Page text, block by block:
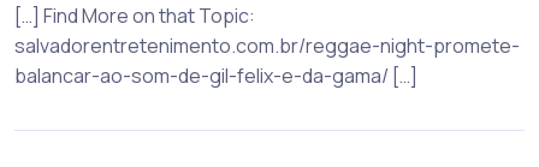
[…] Find More on that Topic:
salvadorentretenimento.com.br/reggae-night-promete-
balancar-ao-som-de-gil-felix-e-da-gama/ […]